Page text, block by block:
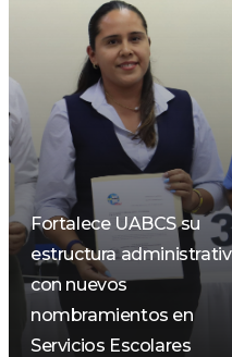
Fortalece UABCS su
estructura
con nuevos
nombramientos en
Servicios Escolares